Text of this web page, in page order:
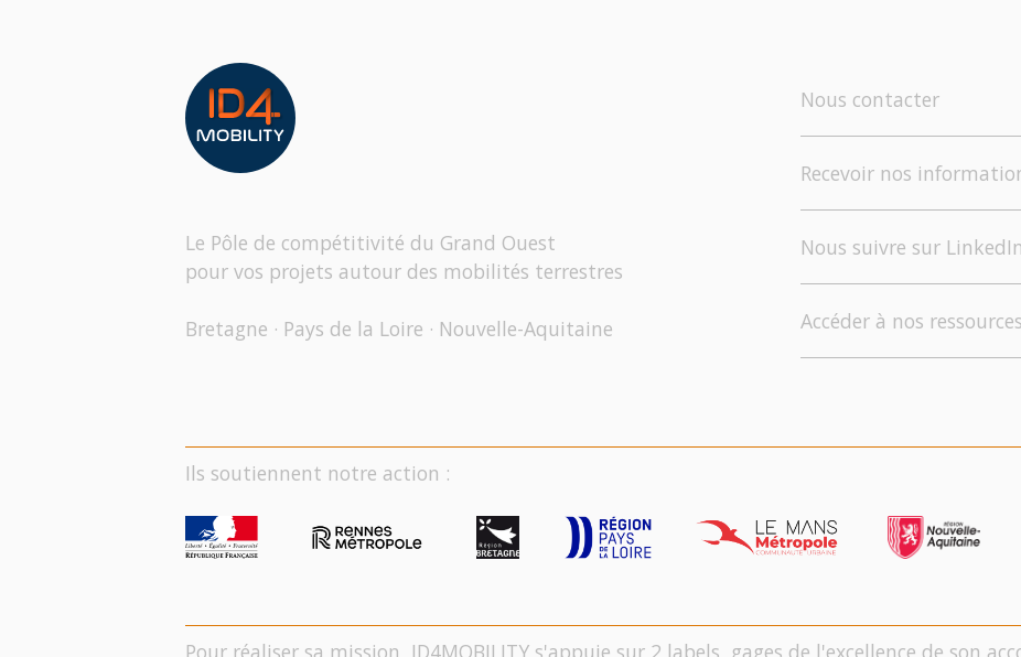
Le Pôle de compétitivité du Grand Ouest
pour vos projets autour des mobilités terrestres
Bretagne · Pays de la Loire · Nouvelle-Aquitaine
Nous contacter
Recevoir nos
Nous suivre sur LinkedIn
Accéder à nos ressources
Ils soutiennent notre action :